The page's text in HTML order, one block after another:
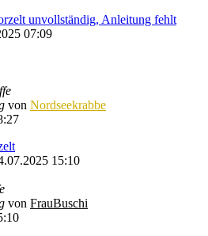
unvollständig, Anleitung fehlt
07:09
von Nordseekrabbe
15:10
von FrauBuschi